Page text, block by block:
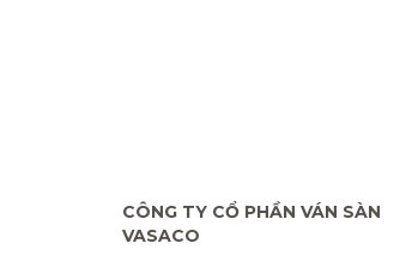
CÔNG TY CỔ PHẦN VÁN SÀN
VASACO